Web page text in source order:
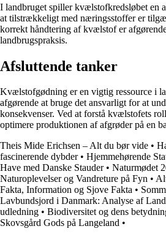
I landbruget spiller kvælstofkredsløbet en
at tilstrækkeligt med næringsstoffer er
korrekt håndtering af kvælstof er
landbrugspraksis.
Afsluttende tanker
Kvælstofgødning er en vigtig ressource i
afgørende at bruge det ansvarligt for at
konsekvenser. Ved at forstå kvælstofets
optimere produktionen af afgrøder på en
Theis Mide Erichsen – Alt du bør vide •
fascinerende dybder• Hjemmehørende
Have med Danske Stauder• Naturmødet
Naturoplevelser og Vandreture på Fyn •
Fakta, Information og Sjove Fakta •
Lavbundsjord i Danmark: Analyse af
udledning • Biodiversitet og dens
Skovsgård Gods på Langeland •